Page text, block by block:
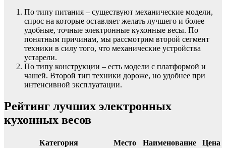
По типу питания – существуют механические модели,
спрос на которые оставляет желать лучшего и более
удобные, точные электронные кухонные весы. По
понятным причинам, мы рассмотрим второй сегмент
техники в силу того, что механические устройства
устарели.
По типу конструкции – есть модели с платформой и
чашей. Второй тип техники дороже, но удобнее при
интенсивной эксплуатации.
Рейтинг лучших электронных
кухонных весов
Категория Место Наименование Цена